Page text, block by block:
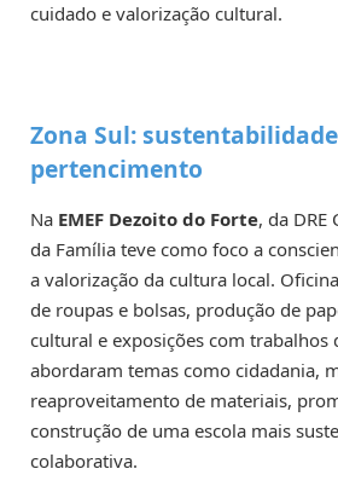
cuidado e valorização cultural.
Zona Sul:
pertencimento
Na EMEF Dezoito do Forte, da
da Família teve como foco a
a valorização da cultura local.
de roupas e bolsas, produção de
cultural e exposições com trabalhos
abordaram temas como cidadania,
reaproveitamento de materiais,
construção de uma escola mais
colaborativa.